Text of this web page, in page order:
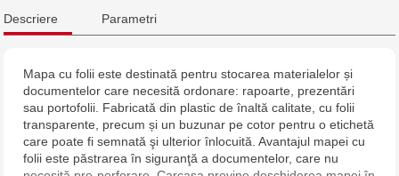
Crafti Botanica - bd. Decebal, 139
Crafti Buiucani - str. Alba Iulia, 77/18
Crafti Ciocana - str. Alecu Russo, 61/6
Descriere Parametri
Mapa cu folii este destinată pentru stocarea materialelor și
documentelor care necesită ordonare: rapoarte, prezentări
sau portofolii. Fabricată din plastic de înaltă calitate, cu folii
transparente, precum și un buzunar pe cotor pentru o etichetă
care poate fi semnată şi ulterior înlocuită. Avantajul mapei cu
folii este păstrarea în siguranţă a documentelor, care nu